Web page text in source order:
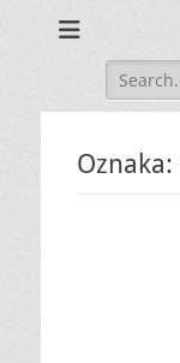
Search
for:
Oznaka: